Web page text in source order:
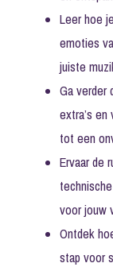
Leer hoe
emoties
juiste
Ga verder
extra’s
tot een
Ervaar de
voor jouw
Ontdek
stap voor